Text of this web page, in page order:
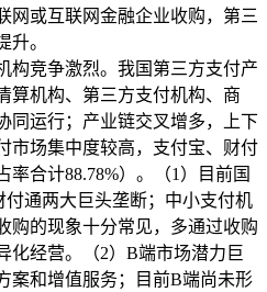
网或互联网金融企业收购，第三
升。
竞争激烈。我国第三方支付产
算机构、第三方支付机构、商
同运行；产业链交叉增多，上下
市场集中度较高，支付宝、财付
合计88.78%）。（1）目前国
通两大巨头垄断；中小支付机
购的现象十分常见，多通过收购
化经营。（2）B端市场潜力巨
案和增值服务；目前B端尚未形